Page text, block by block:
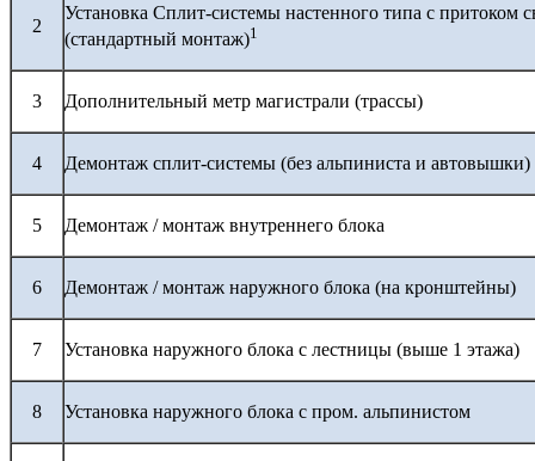
2
Установка Сплит-системы настенного типа с притоком
(стандартный монтаж)1
3 Дополнительный метр магистрали (трассы)
4 Демонтаж сплит-системы (без альпиниста и автовышки)
5 Демонтаж / монтаж внутреннего блока
6 Демонтаж / монтаж наружного блока (на кронштейны)
7 Установка наружного блока с лестницы (выше 1 этажа)
8 Установка наружного блока с пром. альпинистом